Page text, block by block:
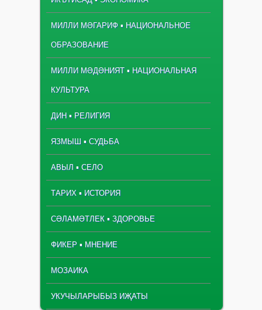
МИЛЛИ МӘГАРИФ ▪ НАЦИОНАЛЬНОЕ
ОБРАЗОВАНИЕ
МИЛЛИ МӘДӘНИЯТ ▪ НАЦИОНАЛЬНАЯ
КУЛЬТУРА
ДИН ▪ РЕЛИГИЯ
ЯЗМЫШ ▪ СУДЬБА
АВЫЛ ▪ СЕЛО
ТАРИХ ▪ ИСТОРИЯ
СӘЛАМӘТЛЕК ▪ ЗДОРОВЬЕ
ФИКЕР ▪ МНЕНИЕ
МОЗАИКА
УКУЧЫЛАРЫБЫЗ ИҖАТЫ